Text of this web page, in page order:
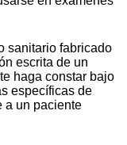
sanitario fabricado
escrita de un
haga constar bajo
específicas de
a un paciente